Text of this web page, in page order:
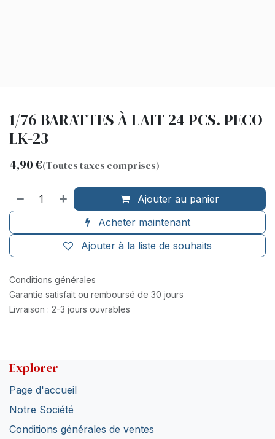
1/76 BARATTES À LAIT 24 PCS. PECO
LK-23
4,90€(Toutes taxes comprises)
Ajouter au panier
Acheter maintenant
Ajouter à la liste de souhaits
Conditions générales
Garantie satisfait ou remboursé de 30 jours
Livraison : 2-3 jours ouvrables
Explorer
Page d'accueil
Notre Société
Conditions générales de ventes